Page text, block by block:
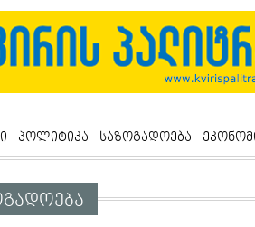
პოლიტიკა საზოგადოება